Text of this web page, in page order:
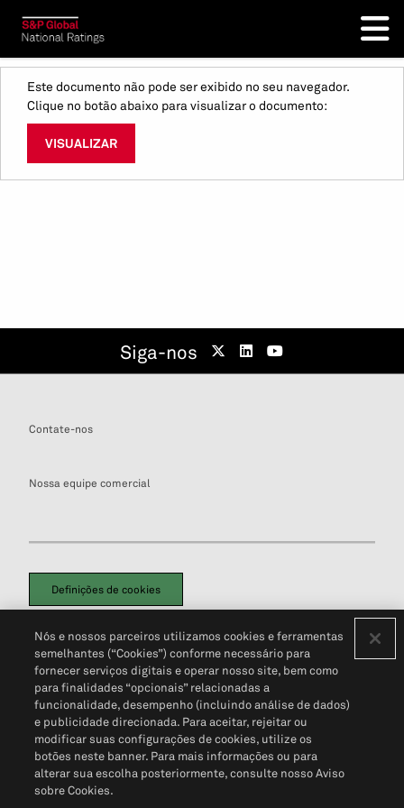
Este documento não pode ser exibido no seu navegador.
Clique no botão abaixo para visualizar o documento:
VISUALIZAR
Siga-nos
Contate-nos
Nossa equipe comercial
Definições de cookies
Política de PrivacidadePortal de privacidade do cliente (em inglês)
Não Venda Minhas Informações Pessoais© 2026 S&P Global
Nós e nossos parceiros utilizamos cookies e ferramentas
semelhantes (“Cookies”) conforme necessário para
fornecer serviços digitais e operar nosso site, bem como
para finalidades “opcionais” relacionadas a
funcionalidade, desempenho (incluindo análise de dados)
e publicidade direcionada. Para aceitar, rejeitar ou
modificar suas configurações de cookies, utilize os
botões neste banner. Para mais informações ou para
alterar sua escolha posteriormente, consulte nosso Aviso
sobre Cookies.